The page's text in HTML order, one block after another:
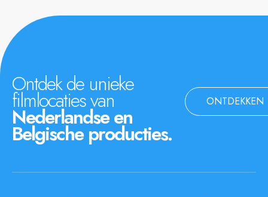
Ontdek de unieke
filmlocaties van
Nederlandse en
Belgische producties.
ONTDEKKEN